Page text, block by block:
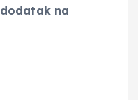
dodatak na